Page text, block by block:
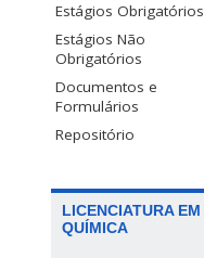
Estágios Obrigatórios
Estágios Não
Obrigatórios
Documentos e
Formulários
Repositório
LICENCIATURA EM
QUÍMICA